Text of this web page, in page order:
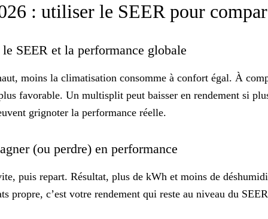
: utiliser le SEER pour
SEER et la performance globale
moins la climatisation consomme à confort égal. À
favorable. Un multisplit peut baisser en rendement si
grignoter la performance réelle.
(ou perdre) en performance
puis repart. Résultat, plus de kWh et moins de
propre, c’est votre rendement qui reste au niveau du